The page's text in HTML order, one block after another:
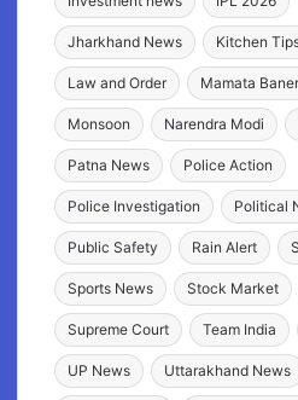
Jharkhand News Kitchen
Law and Order Mamata
Monsoon Narendra Modi
Patna News Police Action
Police Investigation Political
Public Safety Rain Alert
Sports News Stock Market
Supreme Court Team India
UP News Uttarakhand News